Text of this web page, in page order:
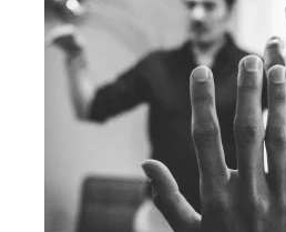
Les choses à dire par
premier rdv